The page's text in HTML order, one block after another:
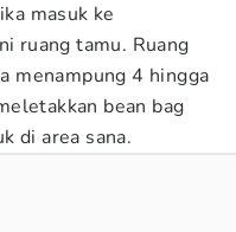
masuk ke
ruang tamu. Ruang
menampung 4 hingga
bean bag
di area sana.